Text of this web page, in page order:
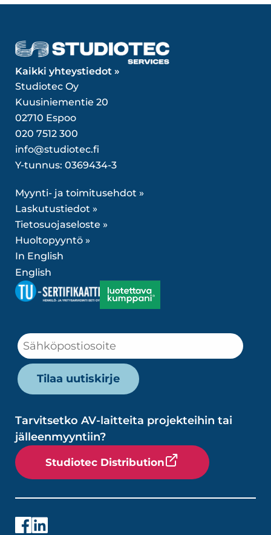
Kaikki yhteystiedot »
Studiotec Oy
Kuusiniementie 20
02710 Espoo
020 7512 300
info@studiotec.fi
Y-tunnus: 0369434-3
Myynti- ja toimitusehdot »
Laskutustiedot »
Tietosuojaseloste »
Huoltopyyntö »
In English
English
Tarvitsetko AV-laitteita projekteihin tai
jälleenmyyntiin?
Studiotec Distribution